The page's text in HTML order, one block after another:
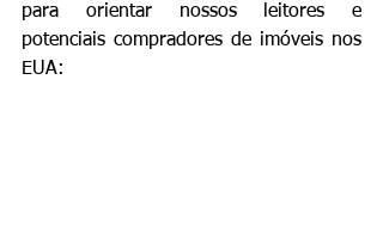
para orientar nossos leitores e
potenciais compradores de imóveis nos
EUA: